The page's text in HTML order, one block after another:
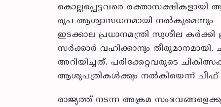
കൊല്ലപ്പെട്ടവരെ
രൂപ ആശ്വാസധനമായി നല്‍കുമെന്നും
ഇടക്കാല പ്രധാനമന്ത്രി സുശീല
സര്‍ക്കാര്‍ വഹിക്കാനും
അറിയിച്ചത്. പരിക്കേറ്റവരുടെ
ആശുപത്രികള്‍ക്കും നല്‍കിയെന്ന് ചീഫ്
രാജ്യത്ത് നടന്ന അക്രമ